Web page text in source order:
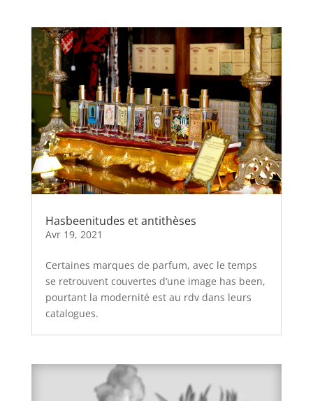
Hasbeenitudes et antithèses
Avr 19, 2021
Certaines marques de parfum, avec le temps
se retrouvent couvertes d’une image has been,
pourtant la modernité est au rdv dans leurs
catalogues.